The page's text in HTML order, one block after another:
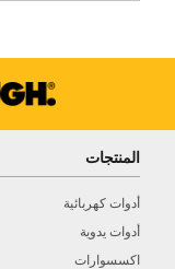
المنتجات
أدوات كهربائية
أدوات يدوية
اكسسوارات